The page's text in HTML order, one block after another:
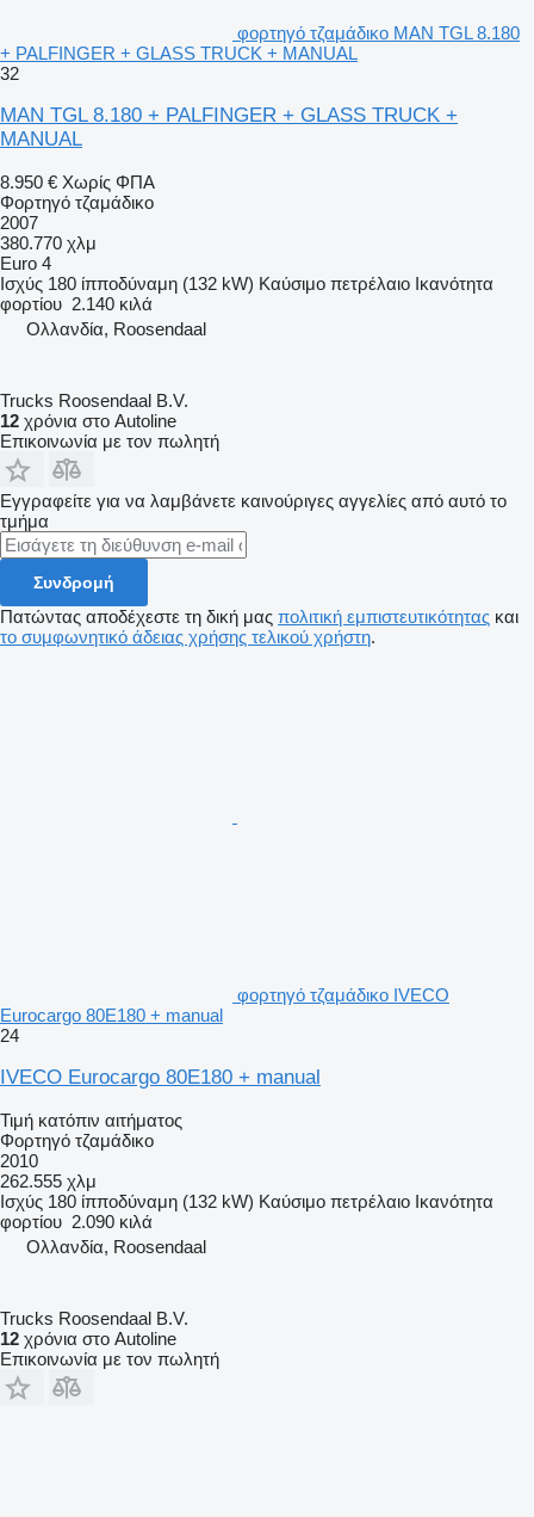
φορτηγό τζαμάδικο MAN TGL 8.180
+ PALFINGER + GLASS TRUCK + MANUAL
32
MAN TGL 8.180 + PALFINGER + GLASS TRUCK +
MANUAL
8.950 € Χωρίς ΦΠΑ
Φορτηγό τζαμάδικο
2007
380.770 χλμ
Euro 4
Ισχύς 180 ίπποδύναμη (132 kW) Καύσιμο πετρέλαιο Ικανότητα
φορτίου 2.140 κιλά
Ολλανδία, Roosendaal
Trucks Roosendaal B.V.
12 χρόνια στο Autoline
Επικοινωνία με τον πωλητή
Εγγραφείτε για να λαμβάνετε καινούριγες αγγελίες από αυτό το
τμήμα
Συνδρομή
Πατώντας αποδέχεστε τη δική μας πολιτική εμπιστευτικότητας και
το συμφωνητικό άδειας χρήσης τελικού χρήστη.
φορτηγό τζαμάδικο IVECO
Eurocargo 80E180 + manual
24
IVECO Eurocargo 80E180 + manual
Τιμή κατόπιν αιτήματος
Φορτηγό τζαμάδικο
2010
262.555 χλμ
Ισχύς 180 ίπποδύναμη (132 kW) Καύσιμο πετρέλαιο Ικανότητα
φορτίου 2.090 κιλά
Ολλανδία, Roosendaal
Trucks Roosendaal B.V.
12 χρόνια στο Autoline
Επικοινωνία με τον πωλητή